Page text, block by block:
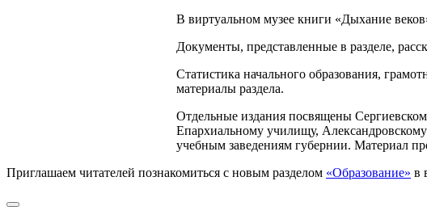
В виртуальном музее книги «Дыхание
Документы, представленные в разделе,
Статистика начального образования,
материалы раздела.
Отдельные издания посвящены
Епархиальному училищу,
учебным заведениям губернии. Материал
Приглашаем читателей познакомиться с новым разделом «Образование» в